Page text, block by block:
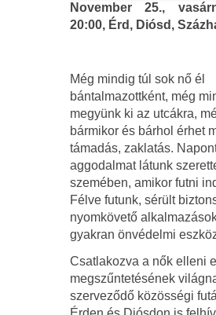
November 25.,
20:00, Érd, Diósd,
Még mindig túl sok nő él
bántalmazottként, még
megyünk ki az utcákra,
bármikor és bárhol érhet
támadás, zaklatás.
aggodalmat látunk
szemében, amikor futni
Félve futunk, sérült
nyomkövető
gyakran önvédelmi
Csatlakozva a nők elleni
megszűntetésének
szerveződő közösségi